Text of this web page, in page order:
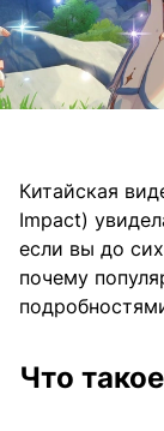
Китайская
Impact)
если вы до
почему
Что